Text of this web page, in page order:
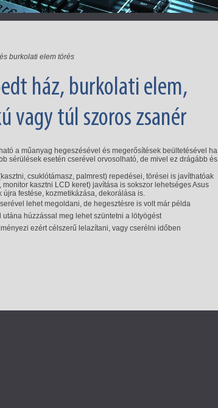
burkolati elem törés
ház, burkolati elem,
túl szoros zsanér
a műanyag hegeszésével és megerősítések beültetésével ha
sérülések esetén cserével orvosolható, de mivel ez drágább és
csuklótámasz, palmrest) repedései, törései is javíthatóak
kasztni LCD keret) javítása is sokszor lehetséges Asus
festése, kozmetikázása, dekorálása is.
lehet megoldani, de hegesztésre is volt már példa
húzzással meg lehet szüntetni a lötyögést
ezért célszerű lelazítani, vagy cserélni időben